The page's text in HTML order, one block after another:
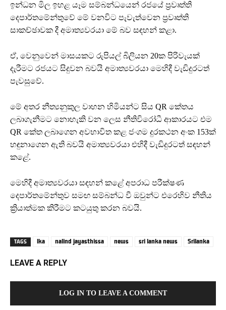
ඉන්ධන මිල ඉහළ යෑම සම්බන්ධයෙන් රජයේ ප්‍රවෘත්ති
දෙපාර්තමේන්තුවේ මේ වනවිට පැවැත්වෙන ප්‍රවෘත්ති
සාකච්ඡාවක දී අමාත්‍යවරයා මේ බව සඳහන් කළා.
ඒ, වෙනුවෙන් මාසයකට රුපියල් බිලියන 20ක පිරිවැයක්
දැරීමට රජයට සිදුවන බවයි අමාත්‍යවරයා මෙහිදී වැඩිදුරටත්
පැවසුවේ.
මේ අතර නීත්‍යනුකුල වාහන හිමියන්ට සිය QR කේතය
ලබාගැනීමට නොහැකි වන ලෙස නීතිවිරෝධී ආකාරයට එම
QR කේත ලබාගෙන අවභාවිත කළ ජංගම දුරකථන අංක 153ක්
හඳුනාගෙන ඇති බවයි අමාත්‍යවරයා එහිදී වැඩිදුරටත් සඳහන්
කළේ.
මෙහිදී අමාත්‍යවරයා සඳහන් කළේ අපරාධ පරීක්ෂණ
දෙපාර්තමේන්තුව සමඟ සම්බන්ධ වී ඔවුන්ට එරෙහිව නීතිය
ක්‍රියාත්මක කිරීමට කටයුතු කරන බවයි.
TAGS lka nalind jayasthissa news sri lanka news Srilanka
LEAVE A REPLY
LOG IN TO LEAVE A COMMENT